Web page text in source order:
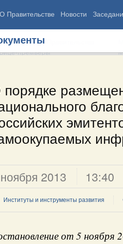
О Правительстве Новости
2013 13:40
Институты и инструменты развития
от 5 ноября
Правительства
премьеры
Демография
Здоровье
Культура
Государство
программы